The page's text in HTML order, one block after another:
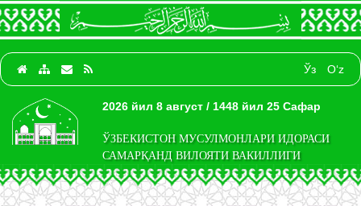
Ўз O‘z
2026 йил 8 август / 1448 йил 25 Сафар
ЎЗБЕКИСТОН МУСУЛМОНЛАРИ ИДОРАСИ
САМАРҚАНД ВИЛОЯТИ ВАКИЛЛИГИ